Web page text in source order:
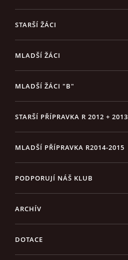
STARŠÍ ŽÁCI
MLADŠÍ ŽÁCI
MLADŠÍ ŽÁCI "B"
STARŠÍ PŘÍPRAVKA R 2012 + 2013
MLADŠÍ PŘÍPRAVKA R2014-2015
PODPORUJÍ NÁŠ KLUB
ARCHÍV
DOTACE